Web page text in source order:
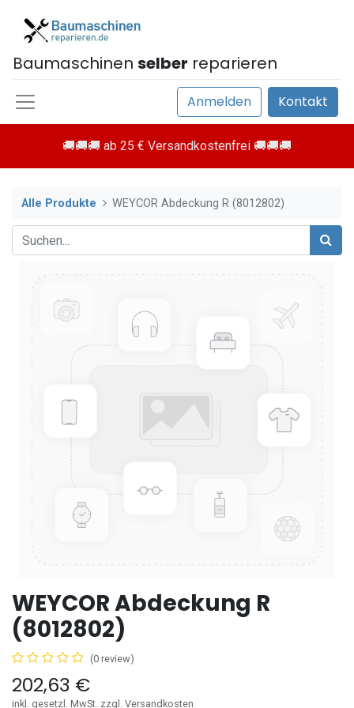
Baumaschinen selber reparieren
Anmelden Kontakt
🚚🚚🚚 ab 25 € Versandkostenfrei 🚚🚚🚚
Alle Produkte WEYCOR Abdeckung R (8012802)
WEYCOR Abdeckung R
(8012802)
(0 review)
202,63 €
inkl. gesetzl. MwSt. zzgl. Versandkosten